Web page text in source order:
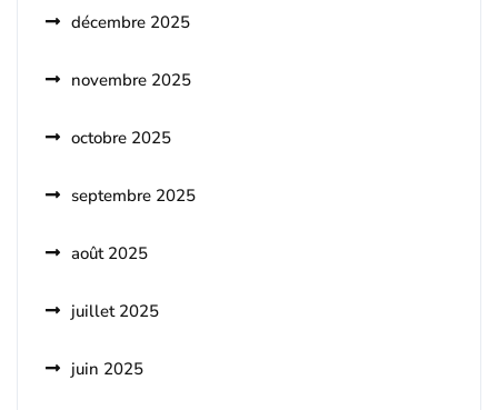
décembre 2025
novembre 2025
octobre 2025
septembre 2025
août 2025
juillet 2025
juin 2025